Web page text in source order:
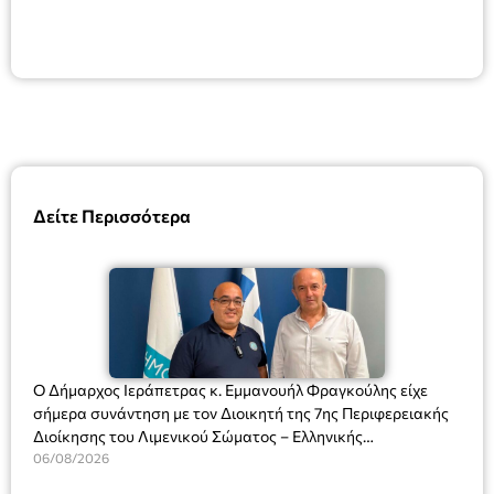
Δείτε Περισσότερα
Ο Δήμαρχος Ιεράπετρας κ. Εμμανουήλ Φραγκούλης είχε
σήμερα συνάντηση με τον Διοικητή της 7ης Περιφερειακής
Διοίκησης του Λιμενικού Σώματος – Ελληνικής
Ακτοφυλακής (Λ.Σ.-ΕΛ.ΑΚΤ.), Αρχιπλοίαρχο Λ.Σ. κ. Ιωάννη
06/08/2026